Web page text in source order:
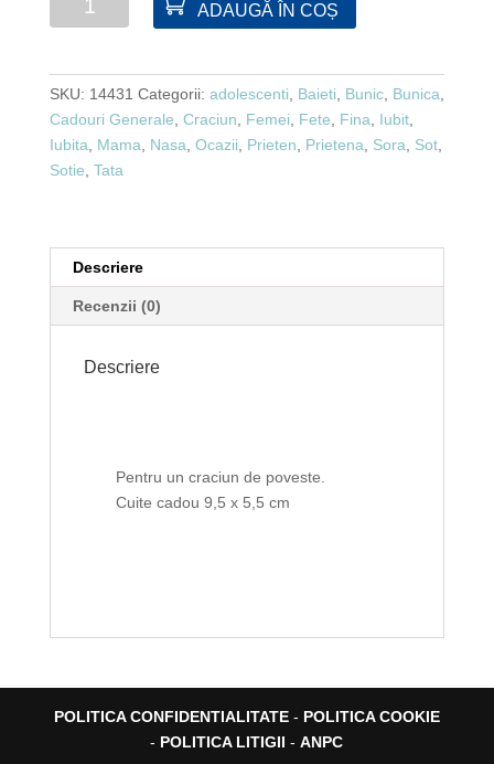
Craciun
ADAUGĂ ÎN COȘ
SKU: 14431 Categorii: adolescenti Baieti Bunic, Bunica
Cadouri Generale Craciun Femei Fete Fina Iubit,
Iubita
Mama Nasa Ocazii Prieten Prietena Sora Sot,
Sotie Tata
Descriere
Recenzii (0)
Descriere
Pentru un craciun de poveste.
Cuite cadou 9,5 x 5,5 cm
POLITICA CONFIDENTIALITATE- POLITICA COOKIE
- POLITICA LITIGII -ANPC